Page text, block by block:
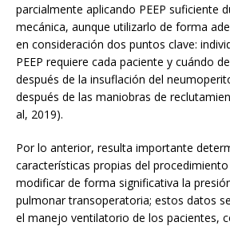
parcialmente aplicando PEEP suficiente
mecánica, aunque utilizarlo de forma
en consideración dos puntos clave:
PEEP requiere cada paciente y cuándo
después de la insuflación del
después de las maniobras de
al, 2019).
Por lo anterior, resulta importante
características propias del
modificar de forma significativa la
pulmonar transoperatoria; estos datos
el manejo ventilatorio de los pacientes,